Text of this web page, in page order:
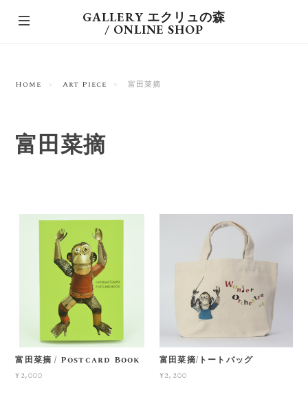
GALLERY エクリュの森
/ ONLINE SHOP
Home Art Piece 富田菜摘
富田菜摘
富田菜摘 / Postcard Book
¥2,000
富田菜摘/トートバッグ
¥2,200